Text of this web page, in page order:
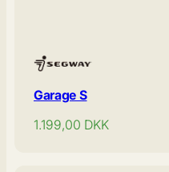
Garage S
Normal
1.199,00 DKK